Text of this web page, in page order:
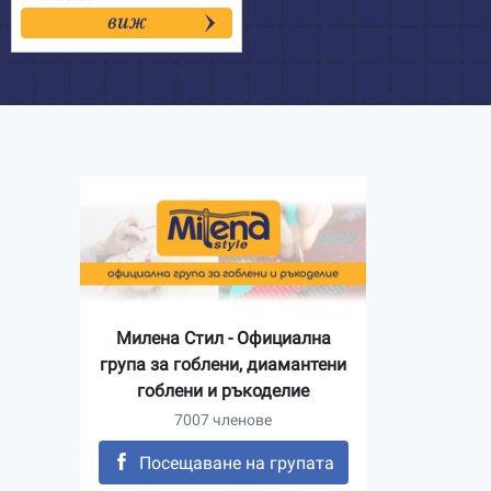
7.50€
through
24.50€
виж
Милена Стил - Официална
група за гоблени, диамантени
гоблени и ръкоделие
7007 членове
Посещаване на групата